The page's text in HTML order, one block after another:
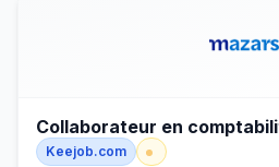
Collaborateur en
Keejob.com